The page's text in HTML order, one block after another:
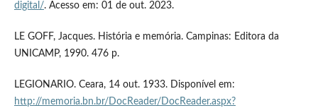
digital/. Acesso em: 01 de out. 2023.
LE GOFF, Jacques. História e memória. Campinas: Editora da
UNICAMP, 1990. 476 p.
LEGIONARIO. Ceara, 14 out. 1933. Disponível em:
http://memoria.bn.br/DocReader/DocReader.aspx?